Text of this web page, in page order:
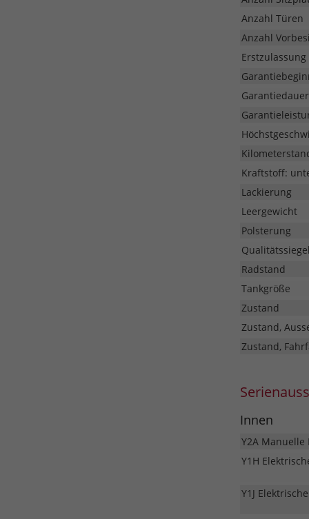
Anzahl Türen
Anzahl
Erstzulassung
Garantiedauer
Kraftstoff:
Lackierung
Leergewicht
Polsterung
Qualitätssiegel
Radstand
Tankgröße
Zustand
Zustand,
Zustand,
Innen
Y2A Manuelle
Y1H
Y1J